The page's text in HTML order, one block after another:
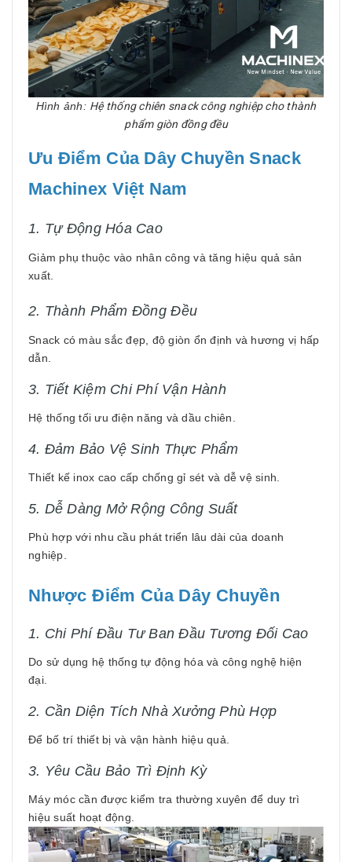
Hình ảnh: Hệ thống chiên snack công nghiệp cho thành
phẩm giòn đồng đều
Ưu Điểm Của Dây Chuyền Snack
Machinex Việt Nam
1. Tự Động Hóa Cao
Giảm phụ thuộc vào nhân công và tăng hiệu quả sản
xuất.
2. Thành Phẩm Đồng Đều
Snack có màu sắc đẹp, độ giòn ổn định và hương vị hấp
dẫn.
3. Tiết Kiệm Chi Phí Vận Hành
Hệ thống tối ưu điện năng và dầu chiên.
4. Đảm Bảo Vệ Sinh Thực Phẩm
Thiết kế inox cao cấp chống gỉ sét và dễ vệ sinh.
5. Dễ Dàng Mở Rộng Công Suất
Phù hợp với nhu cầu phát triển lâu dài của doanh
nghiệp.
Nhược Điểm Của Dây Chuyền
1. Chi Phí Đầu Tư Ban Đầu Tương Đối Cao
Do sử dụng hệ thống tự động hóa và công nghệ hiện
đại.
2. Cần Diện Tích Nhà Xưởng Phù Hợp
Để bố trí thiết bị và vận hành hiệu quả.
3. Yêu Cầu Bảo Trì Định Kỳ
Máy móc cần được kiểm tra thường xuyên để duy trì
hiệu suất hoạt động.